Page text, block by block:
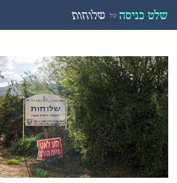
שלט כניסה של שלוחות